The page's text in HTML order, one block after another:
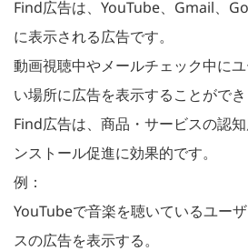
Find広告は、YouTube、Gmail、
に表示される広告です。
動画視聴中やメールチェック中に
い場所に広告を表示することができ
Find広告は、商品・サービスの認
ンストール促進に効果的です。
例：
YouTubeで音楽を聴いているユー
スの広告を表示する。